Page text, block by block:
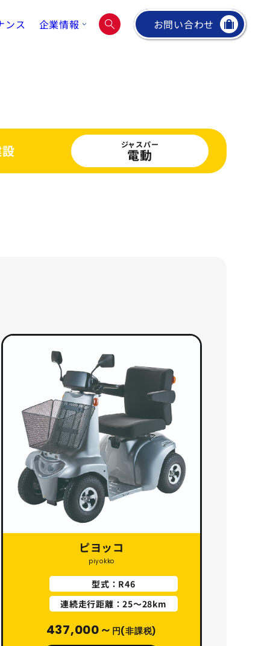
ンス 企業情報 お問い合わせ
ジャスパー
電動
ピヨッコ
piyokko
型式：R46
連続走行距離：25〜28km
437,000～ 円(非課税)